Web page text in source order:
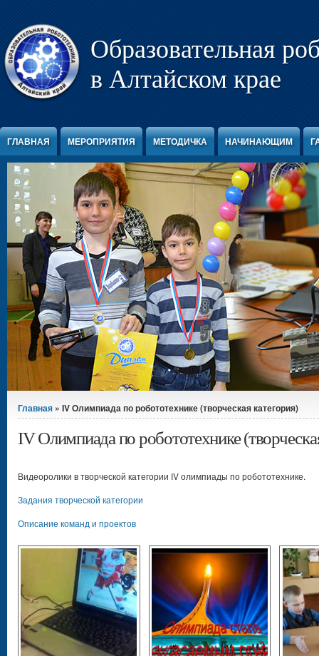
Образовательная
в Алтайском крае
ГЛАВНАЯ МЕРОПРИЯТИЯ МЕТОДИЧКА НАЧИНАЮЩИМ
Вы здесь
Главная » IV Олимпиада по робототехнике (творческая категория)
IV Олимпиада по робототехнике
Видеоролики в творческой категории IV олимпиады по робототехнике.
Задания творческой категории
Описание команд и проектов